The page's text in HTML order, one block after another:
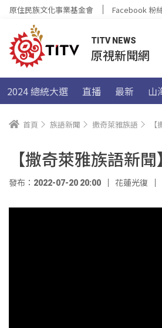
原住民族文化事業基金會 Facebook 粉
TITV NEWS
原視新聞網
2024 總統大選 直播 最新 山
首頁 族語新聞 撒奇萊雅族語
【撒奇萊雅族語新
發布：2022-07-20 20:00 花蓮光復